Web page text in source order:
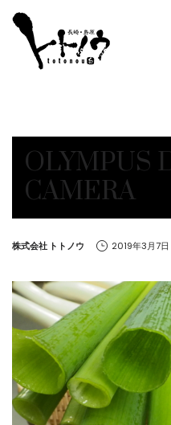
OLYMPUS
CAMERA
by
株式会社 トトノウ 2019年3月7日